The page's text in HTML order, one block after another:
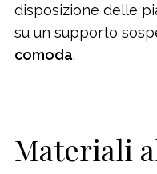
disposizione delle
su un supporto
comoda.
Materiali